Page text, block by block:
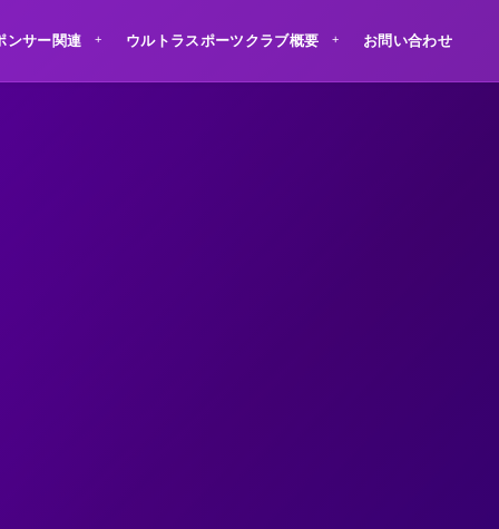
ンサー関連 ウルトラスポーツクラブ概要 お問い合わせ